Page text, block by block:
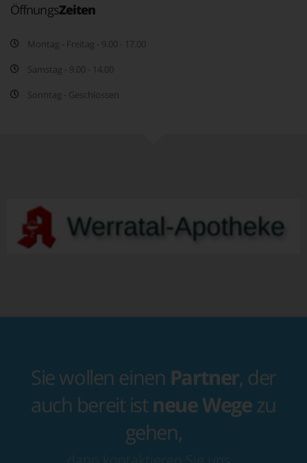
ÖffnungsZeiten
Montag - Freitag - 9.00 - 17.00
Samstag - 9.00 - 14.00
Sonntag - Geschlossen
Sie wollen einen Partner, der
auch bereit ist neue Wegezu
gehen,